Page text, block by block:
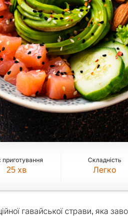
приготування
25 хв
Складність
Легко
гавайської страви, яка